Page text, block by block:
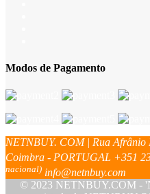
Modos de Pagamento
NETNBUY. COM | Rua Afrânio
Coimbra - PORTUGAL +351
nacional) info@netnbuy.com
© 2023 NETNBUY.COM -